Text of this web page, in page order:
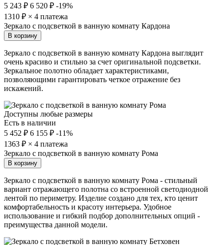
5 243 ₽ 6 520 ₽ -19%
1310 ₽ × 4 платежа
Зеркало с подсветкой в ванную комнату Кардона
В корзину
Зеркало с подсветкой в ванную комнату Кардона выглядит
очень красиво и стильно за счет оригинальной подсветки.
Зеркальное полотно обладает характеристиками,
позволяющими гарантировать четкое отражение без
искажений.
Доступны любые размеры
Есть в наличии
5 452 ₽ 6 155 ₽ -11%
1363 ₽ × 4 платежа
Зеркало с подсветкой в ванную комнату Рома
В корзину
Зеркало с подсветкой в ванную комнату Рома - стильный
вариант отражающего полотна со встроенной светодиодной
лентой по периметру. Изделие создано для тех, кто ценит
комфортабельность и красоту интерьера. Удобное
использование и гибкий подбор дополнительных опций -
преимущества данной модели.